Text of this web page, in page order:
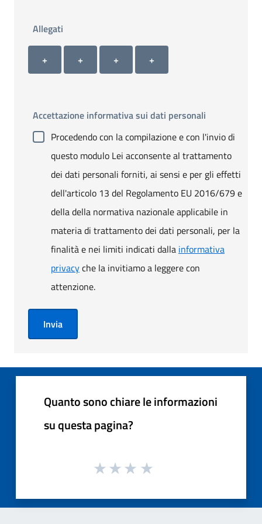
Allegati
Allegato 1
+
Allegato 2
+
Allegato 3
+
Allegato 4
+
Accettazione informativa sui dati personali
Procedendo con la compilazione e con l'invio di
questo modulo Lei acconsente al trattamento
dei dati personali forniti, ai sensi e per gli effetti
dell'articolo 13 del Regolamento EU 2016/679 e
della della normativa nazionale applicabile in
materia di trattamento dei dati personali, per la
finalità e nei limiti indicati dalla informativa
privacyche la invitiamo a leggere con
attenzione.
Invia
Quanto sono chiare le informazioni
su questa pagina?